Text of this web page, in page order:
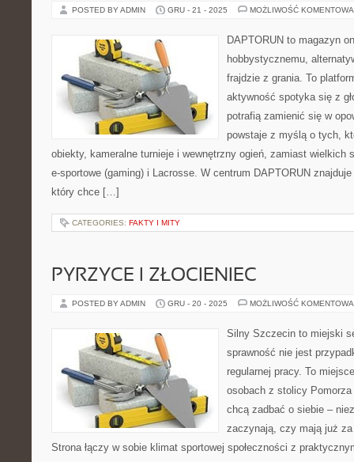
POSTED BY ADMIN GRU - 21 - 2025 MOŻLIWOŚĆ
DAPTORUN to magazyn
hobbystycznemu,
frajdzie z grania. To
aktywność spotyka się z
potrafią zamienić się w
powstaje z myślą o tych,
obiekty, kameralne turnieje i wewnętrzny ogień, zamiast wielkich
e-sportowe (gaming) i Lacrosse. W centrum DAPTORUN
który chce […]
CATEGORIES: FAKTY I MITY
PYRZYCE I ZŁOCIENIEC
POSTED BY ADMIN GRU - 20 - 2025 MOŻLIWOŚĆ
Silny Szczecin to miejski
sprawność nie jest
regularnej pracy. To
osobach z stolicy
chcą zadbać o siebie –
zaczynają, czy mają już
Strona łączy w sobie klimat sportowej społeczności z